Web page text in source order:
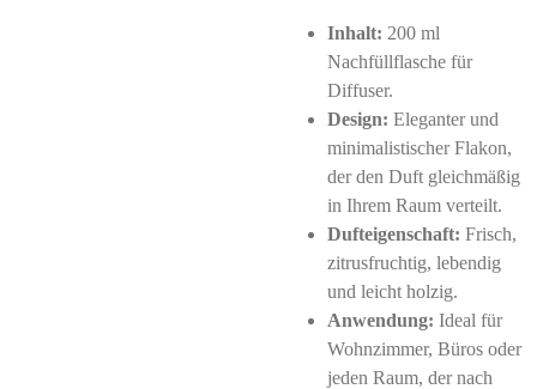
Inhalt: 200 ml
Nachfüllflasche für
Diffuser.
Design: Eleganter und
minimalistischer Flakon,
der den Duft gleichmäßig
in Ihrem Raum verteilt.
Dufteigenschaft: Frisch,
zitrusfruchtig, lebendig
und leicht holzig.
Anwendung: Ideal für
Wohnzimmer, Büros oder
jeden Raum, der nach